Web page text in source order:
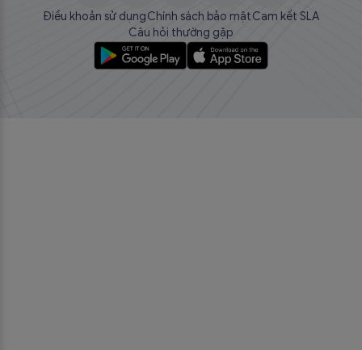
Điều khoản sử dụngChính sách bảo mậtCam kết SLA
Câu hỏi thường gặp